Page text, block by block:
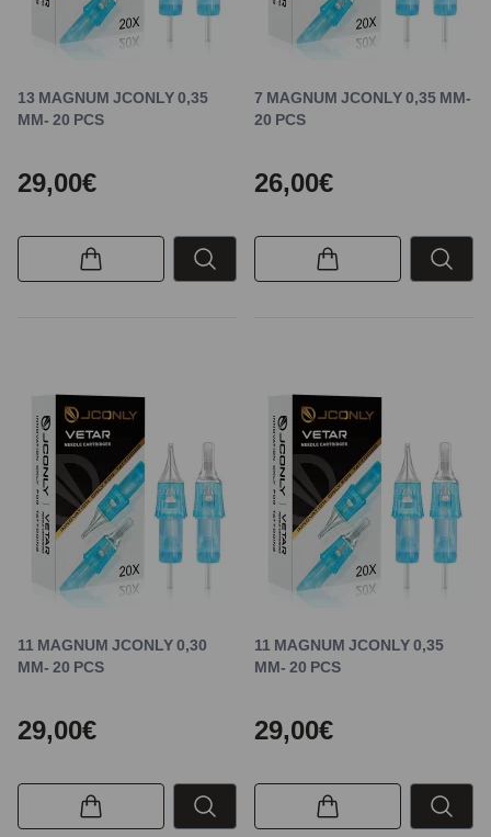
13 MAGNUM JCONLY 0,35
MM- 20 PCS
29,00€
7 MAGNUM JCONLY 0,35 MM-
20 PCS
26,00€
11 MAGNUM JCONLY 0,30
MM- 20 PCS
29,00€
11 MAGNUM JCONLY 0,35
MM- 20 PCS
29,00€